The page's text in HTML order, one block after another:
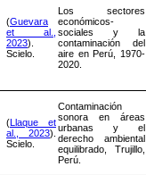
(Guevara
et al.,
2023).
Scielo.
Los sectores
económicos-
sociales y la
contaminación del
aire en Perú, 1970-
2020.
(Llaque et
al., 2023).
Scielo.
Contaminación
sonora en áreas
urbanas y el
derecho ambiental
equilibrado, Trujillo,
Perú.